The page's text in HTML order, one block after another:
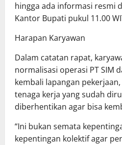
hingga ada informasi resmi
Kantor Bupati pukul 11.00
Harapan Karyawan
Dalam catatan rapat,
normalisasi operasi PT SIM
kembali lapangan
tenaga kerja yang sudah
diberhentikan agar bisa
“Ini bukan semata
kepentingan kolektif agar